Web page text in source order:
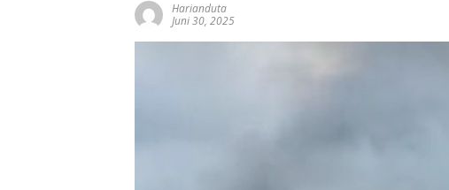
Harianduta
Juni 30, 2025